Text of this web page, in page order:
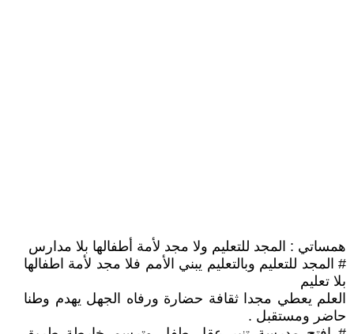
همساتي : المجد للتعليم ولا مجد لأمة أطفالها بلا مدارس
# المجد للتعليم وبالتعليم يبني الأمم فلا مجد لأمة اطفالها
بلا تعليم
العلم يعطي مجدا ثقافة حضارة ورفاه الجهل يهدم وطنا
حاضر ومستقبل .